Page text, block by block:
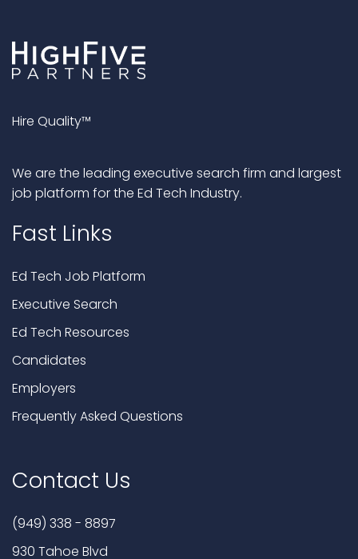
Hire Quality™
We are the leading executive search firm and largest
job platform for the Ed Tech Industry.
Fast Links
Ed Tech Job Platform
Executive Search
Ed Tech Resources
Candidates
Employers
Frequently Asked Questions
Contact Us
(949) 338 - 8897
930 Tahoe Blvd